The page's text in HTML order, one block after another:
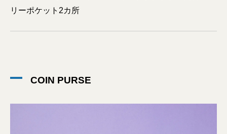
リーポケット2カ所
COIN PURSE